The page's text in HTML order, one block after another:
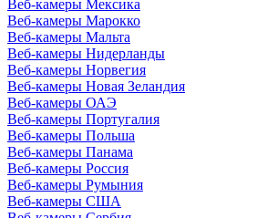
Веб-камеры Мексика
Веб-камеры Марокко
Веб-камеры Мальта
Веб-камеры Нидерланды
Веб-камеры Норвегия
Веб-камеры Новая Зеландия
Веб-камеры ОАЭ
Веб-камеры Португалия
Веб-камеры Польша
Веб-камеры Панама
Веб-камеры Россия
Веб-камеры Румыния
Веб-камеры США